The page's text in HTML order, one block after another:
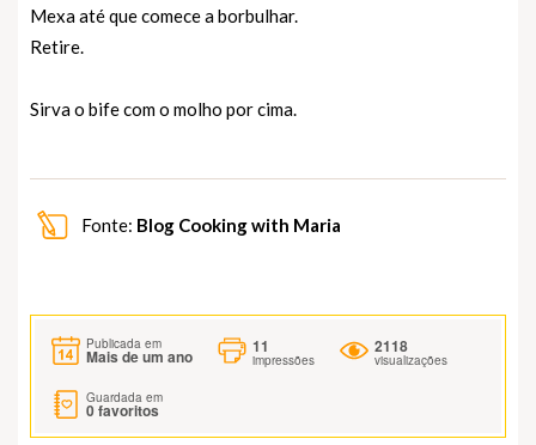
Mexa até que comece a borbulhar.
Retire.
Sirva o bife com o molho por cima.
Fonte: Blog Cooking with Maria
Publicada em
Mais de um ano
11
impressões
2118
visualizações
Guardada em
0favoritos